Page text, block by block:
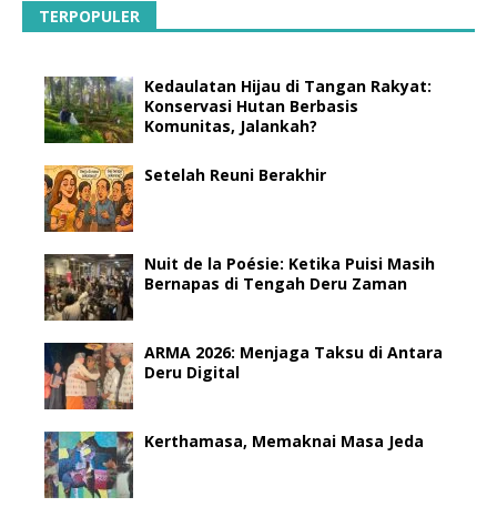
TERPOPULER
Kedaulatan Hijau di Tangan Rakyat:
Konservasi Hutan Berbasis
Komunitas, Jalankah?
Setelah Reuni Berakhir
Nuit de la Poésie: Ketika Puisi Masih
Bernapas di Tengah Deru Zaman
ARMA 2026: Menjaga Taksu di Antara
Deru Digital
Kerthamasa, Memaknai Masa Jeda